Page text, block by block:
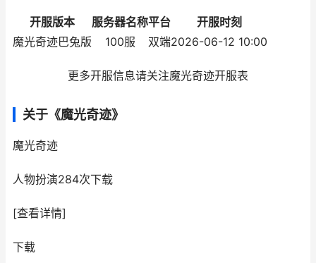
开服版本 服务器名称平台
开服时刻
魔光奇迹巴兔版
100服 双端2026-06-12 10:00
更多开服信息请关注魔光奇迹开服表
关于《魔光奇迹》
魔光奇迹
人物扮演284次下载
[查看详情]
下载